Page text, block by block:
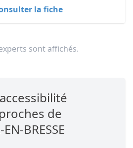
la fiche
sont affichés.
de
BRESSE